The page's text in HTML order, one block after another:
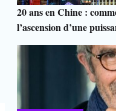
20 ans en Chine :
l’ascension d’une